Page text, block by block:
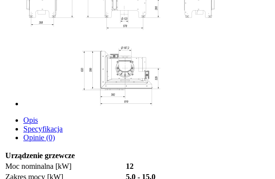
Opis
Specyfikacja
Opinie (0)
Urządzenie grzewcze
Moc nominalna [kW]
12
Zakres mocy [kW]
5.0 - 15.0